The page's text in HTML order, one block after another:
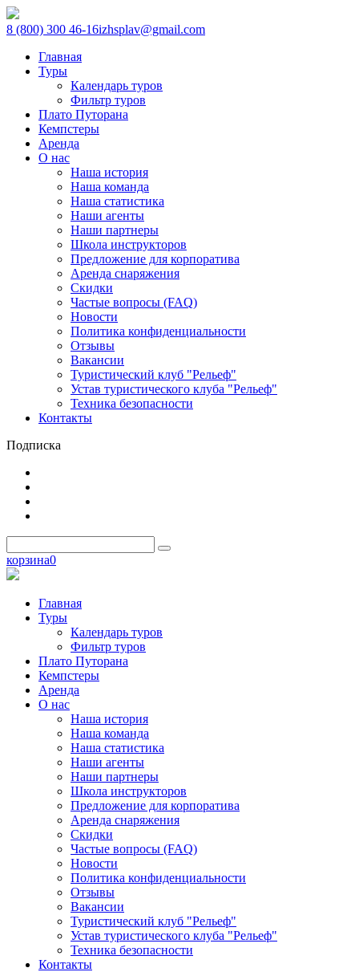
8 (800) 300 46-16izhsplav@gmail.com
Главная
Туры
Календарь туров
Фильтр туров
Плато Путорана
Кемпстеры
Аренда
О нас
Наша история
Наша команда
Наша статистика
Наши агенты
Наши партнеры
Школа инструкторов
Предложение для корпоратива
Аренда снаряжения
Скидки
Частые вопросы (FAQ)
Новости
Политика конфиденциальности
Отзывы
Вакансии
Туристический клуб "Рельеф"
Устав туристического клуба "Рельеф"
Техника безопасности
Контакты
Подписка
корзина0
Главная
Туры
Календарь туров
Фильтр туров
Плато Путорана
Кемпстеры
Аренда
О нас
Наша история
Наша команда
Наша статистика
Наши агенты
Наши партнеры
Школа инструкторов
Предложение для корпоратива
Аренда снаряжения
Скидки
Частые вопросы (FAQ)
Новости
Политика конфиденциальности
Отзывы
Вакансии
Туристический клуб "Рельеф"
Устав туристического клуба "Рельеф"
Техника безопасности
Контакты